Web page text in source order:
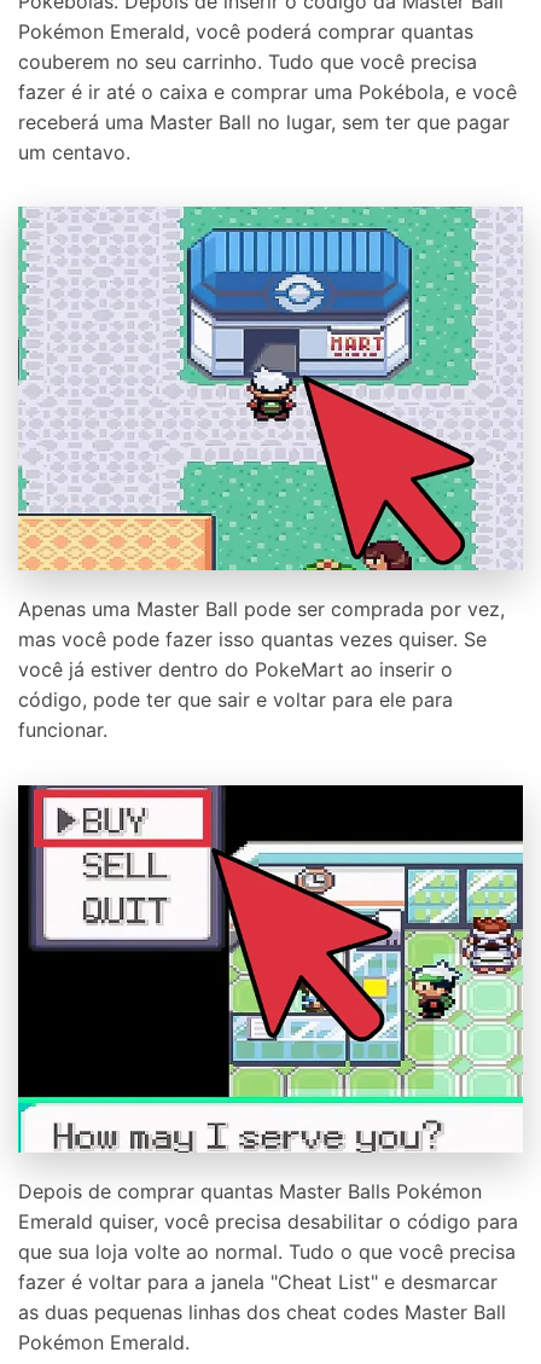
Controle seu celular com Dr.Fone
50M+ usuários, 17+ anos
Desbloqueie e repare seu celular
Recupere, proteja e transfira dados faclimente
Abrir APP Teste Online
Pokémon Emerald, você poderá comprar quantas
couberem no seu carrinho. Tudo que você precisa
fazer é ir até o caixa e comprar uma Pokébola, e você
receberá uma Master Ball no lugar, sem ter que pagar
um centavo.
Apenas uma Master Ball pode ser comprada por vez,
mas você pode fazer isso quantas vezes quiser. Se
você já estiver dentro do PokeMart ao inserir o
código, pode ter que sair e voltar para ele para
funcionar.
Depois de comprar quantas Master Balls Pokémon
Emerald quiser, você precisa desabilitar o código para
que sua loja volte ao normal. Tudo o que você precisa
fazer é voltar para a janela "Cheat List" e desmarcar
as duas pequenas linhas dos cheat codes Master Ball
Pokémon Emerald.